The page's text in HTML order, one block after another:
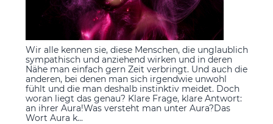
Wir alle kennen sie, diese Menschen, die unglaublich
sympathisch und anziehend wirken und in deren
Nähe man einfach gern Zeit verbringt. Und auch die
anderen, bei denen man sich irgendwie unwohl
fühlt und die man deshalb instinktiv meidet. Doch
woran liegt das genau? Klare Frage, klare Antwort:
an ihrer Aura!Was versteht man unter Aura?Das
Wort Aura k...